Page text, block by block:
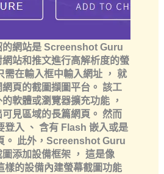
網站是 Screenshot Guru
站和推文進行高解析度的螢
需在輸入框中輸入網址 ， 就
頁的截圖擷圖平台。 該工
軟體或瀏覽器擴充功能 ，
見區域的長篇網頁。 然而
登入 、 含有 Flash 嵌入或是
。 此外，Screenshot Guru
添加設備框架 ， 這是像
的設備內建螢幕截圖功能